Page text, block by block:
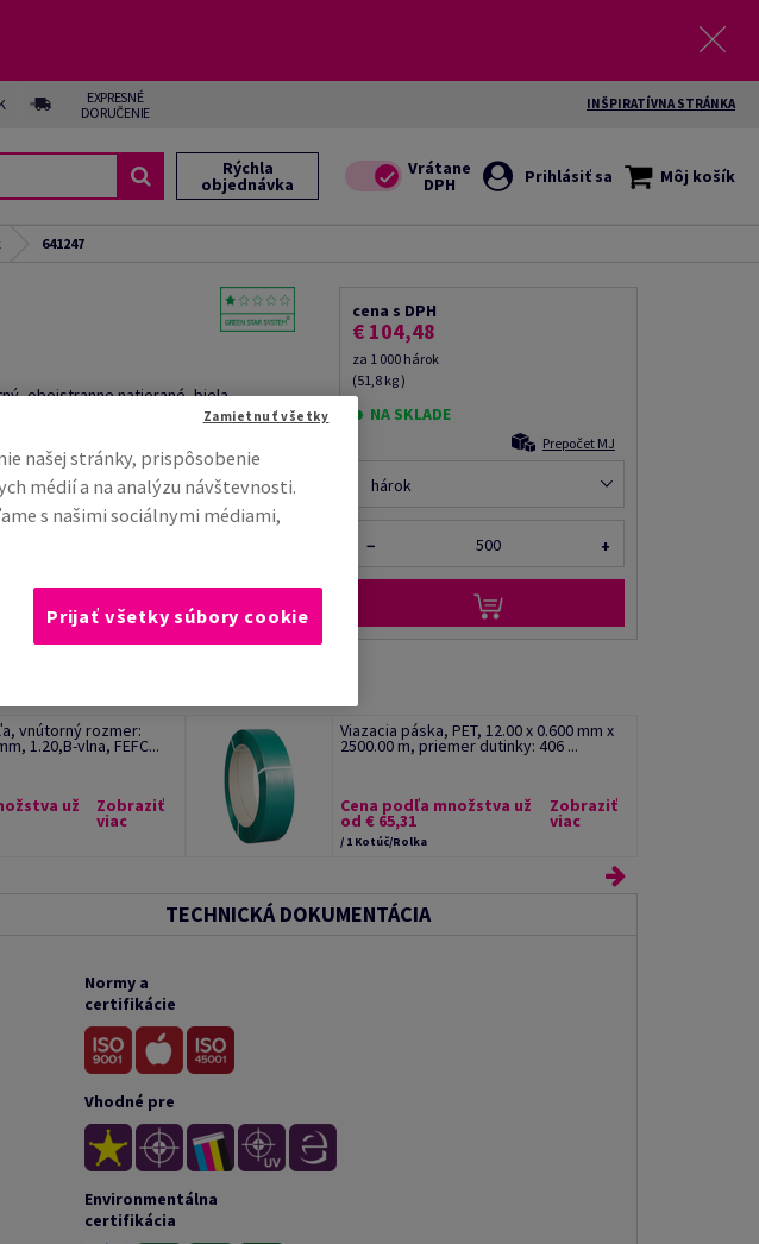
EXPRESNÉ
DORUČENIE
INŠPIRATÍVNA STRÁNKA
Rýchla
objednávka Prihlásiť sa Môj košík
641247
obojstranne natierané, biela,
m2, 900mm x 640mm, SRA1, ŠD,
E-mail kolegovi
cena s DPH
€ 104,48
za 1 000 hárok
(51,8 kg )
NA SKLADE
Prepočet MJ
hárok
− +
vnútorný rozmer:
1.20,B-vlna, FEFC...
už Zobraziť
viac
Viazacia páska, PET, 12.00 x 0.600 mm x
2500.00 m, priemer dutinky: 406 ...
Cena podľa množstva už
od € 65,31
/ 1 Kotúč/Rolka
Zobraziť
viac
TECHNICKÁ DOKUMENTÁCIA
Normy a
certifikácie
Vhodné pre
Environmentálna
certifikácia
našej stránky, prispôsobenie
médií a na analýzu návštevnosti.
s našimi sociálnymi médiami,
Zamietnuť všetky
Prijať všetky súbory cookie